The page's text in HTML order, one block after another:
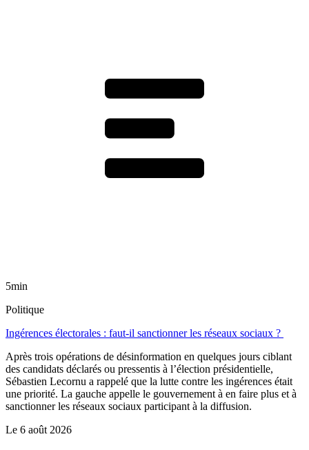
5min
Politique
Ingérences électorales : faut-il sanctionner les réseaux sociaux ?
Après trois opérations de désinformation en quelques jours ciblant
des candidats déclarés ou pressentis à l’élection présidentielle,
Sébastien Lecornu a rappelé que la lutte contre les ingérences était
une priorité. La gauche appelle le gouvernement à en faire plus et à
sanctionner les réseaux sociaux participant à la diffusion.
Le 6 août 2026